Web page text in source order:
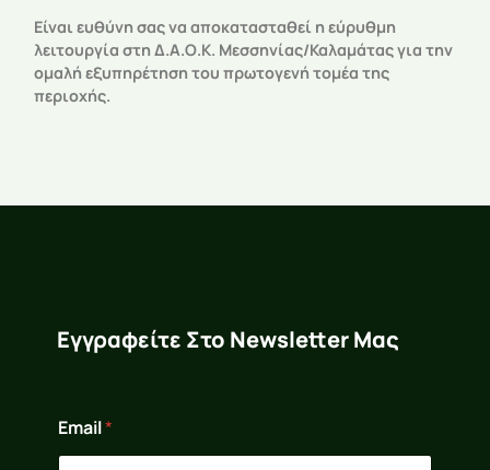
Είναι ευθύνη σας να αποκατασταθεί η εύρυθμη
λειτουργία στη Δ.Α.Ο.Κ. Μεσσηνίας/Καλαμάτας για την
ομαλή εξυπηρέτηση του πρωτογενή τομέα της
περιοχής.
Εγγραφείτε Στο Newsletter Μας
m
a
Email*